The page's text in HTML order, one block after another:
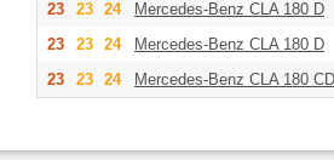
23 23 24 Mercedes-Benz CLA 180 D
23
23 24 Mercedes-Benz CLA 180 D
23
23 24 Mercedes-Benz CLA 180